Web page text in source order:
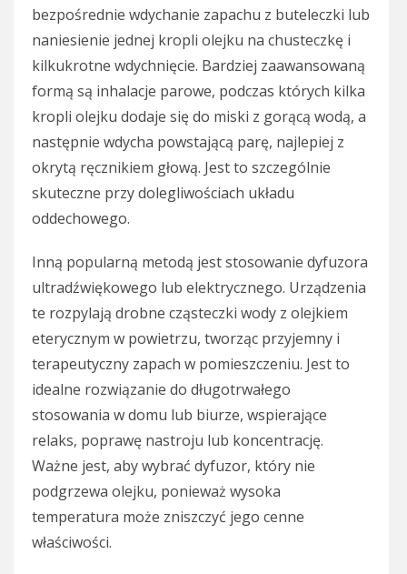
bezpośrednie wdychanie zapachu z buteleczki lub
naniesienie jednej kropli olejku na chusteczkę i
kilkukrotne wdychnięcie. Bardziej zaawansowaną
formą są inhalacje parowe, podczas których kilka
kropli olejku dodaje się do miski z gorącą wodą, a
następnie wdycha powstającą parę, najlepiej z
okrytą ręcznikiem głową. Jest to szczególnie
skuteczne przy dolegliwościach układu
oddechowego.
Inną popularną metodą jest stosowanie dyfuzora
ultradźwiękowego lub elektrycznego. Urządzenia
te rozpylają drobne cząsteczki wody z olejkiem
eterycznym w powietrzu, tworząc przyjemny i
terapeutyczny zapach w pomieszczeniu. Jest to
idealne rozwiązanie do długotrwałego
stosowania w domu lub biurze, wspierające
relaks, poprawę nastroju lub koncentrację.
Ważne jest, aby wybrać dyfuzor, który nie
podgrzewa olejku, ponieważ wysoka
temperatura może zniszczyć jego cenne
właściwości.